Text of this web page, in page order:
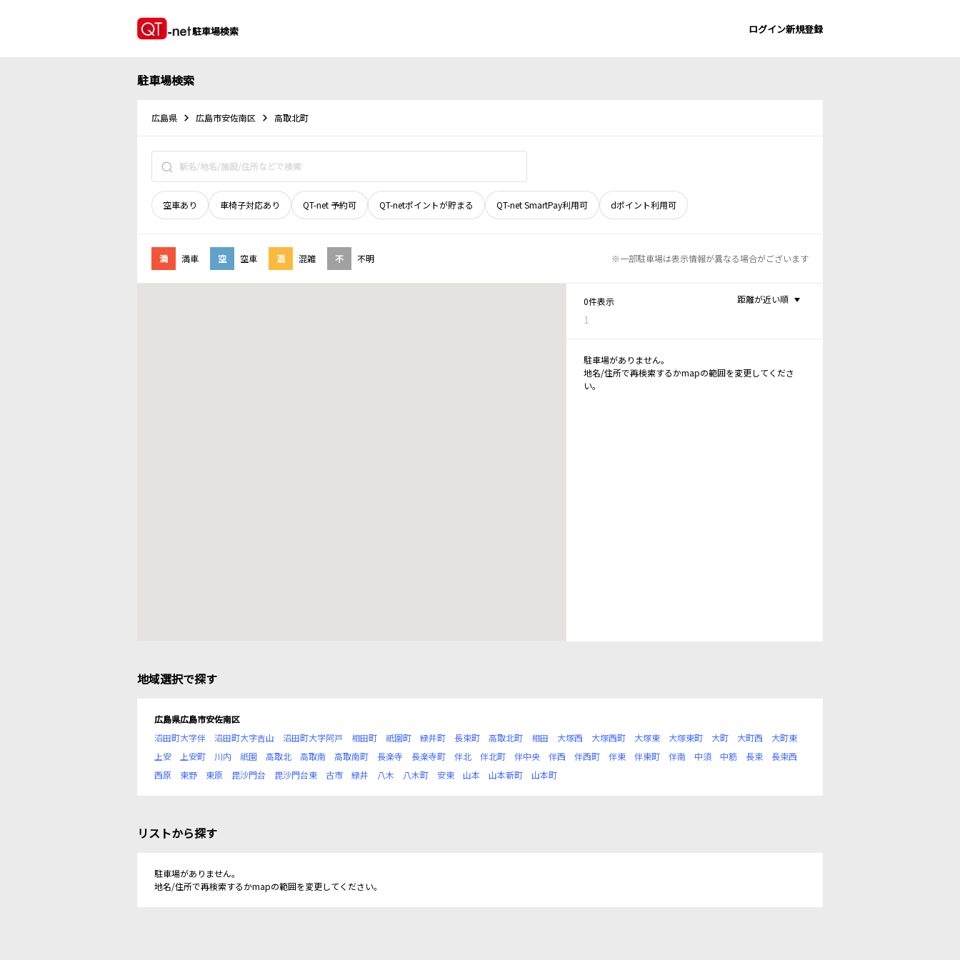
駐車場検索 ログイン新規登録
駐車場検索
広島県 広島市安佐南区 高取北町
空車あり 車椅子対応あり QT-net 予約可 QT-netポイントが貯まる QT-net SmartPay利用可 dポイント利用可
満 満車 空 空車 混 混雑 不 不明 ※一部駐車場は表示情報が異なる場合がございます
0件表示
1
距離が近い順
駐車場がありません。
地名/住所で再検索するかmapの範囲を変更してくださ
い。
地域選択で探す
広島県広島市安佐南区
沼田町大字伴
沼田町大字吉山 沼田町大字阿戸 相田町 祇園町 緑井町 長束町 高取北町 相田 大塚西 大塚西町 大塚東 大塚東町 大町 大町西
大町東
上安
上安町 川内 祇園 高取北 高取南 高取南町 長楽寺 長楽寺町 伴北 伴北町 伴中央 伴西 伴西町 伴東 伴東町 伴南 中須 中筋 長束
長束西
西原
東野 東原 毘沙門台 毘沙門台東 古市 緑井 八木 八木町 安東 山本 山本新町 山本町
リストから探す
駐車場がありません。
地名/住所で再検索するかmapの範囲を変更してください。